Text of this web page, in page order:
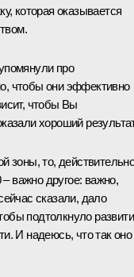
которая оказывается
про
чтобы они эффективно
чтобы Вы
хороший
зоны, то,
важно другое: важно,
сказали, дало
подтолкнуло
И надеюсь, что так оно